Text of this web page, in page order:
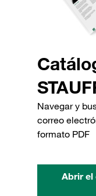
Navegar y
correo
formato PDF
Abrir el